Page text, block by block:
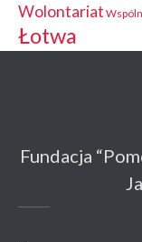
Wolontariat
Łotwa
Fundacja